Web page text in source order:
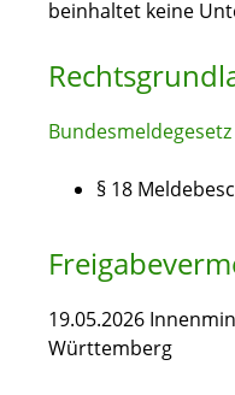
beinhaltet keine
Bundesmeldegesetz
§ 18
19.05.2026
Württemberg